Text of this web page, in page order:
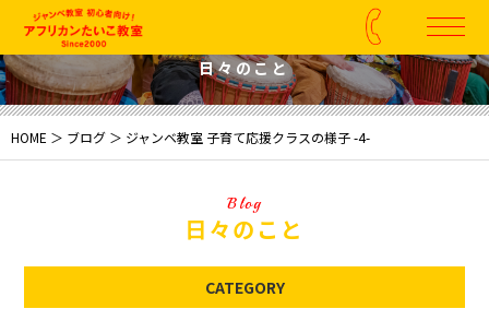
日々のこと
HOME ＞ ブログ ＞ ジャンベ教室 子育て応援クラスの様子 -4-
Blog
日々のこと
CATEGORY